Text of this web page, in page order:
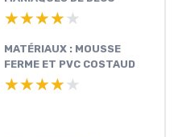
★★★★★
★★★★★
MATÉRIAUX : MOUSSE
FERME ET PVC COSTAUD
★★★★★
★★★★★